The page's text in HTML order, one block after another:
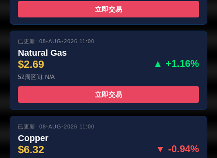
立即交易
已更新: 08-AUG-2026 11:00
Natural Gas
$2.69 ▲ +1.16%
52周区间: N/A
立即交易
已更新: 08-AUG-2026 11:00
Copper
$6.32 ▼ -0.94%